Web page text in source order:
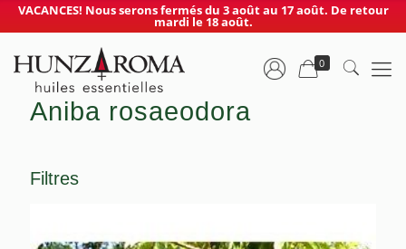
VACANCES! Nous serons fermés du 3 août au 17 août. De retour
mardi le 18 août.
0
Aniba rosaeodora
Filtres